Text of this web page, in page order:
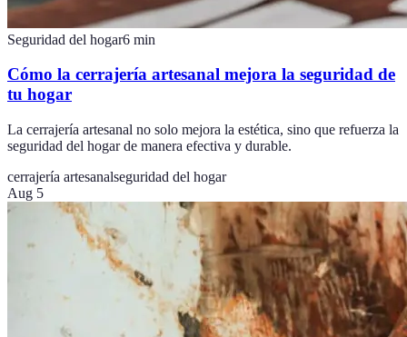
Seguridad del hogar6 min
Cómo la cerrajería artesanal mejora la seguridad de
tu hogar
La cerrajería artesanal no solo mejora la estética, sino que refuerza la
seguridad del hogar de manera efectiva y durable.
cerrajería artesanalseguridad del hogar
Aug 5